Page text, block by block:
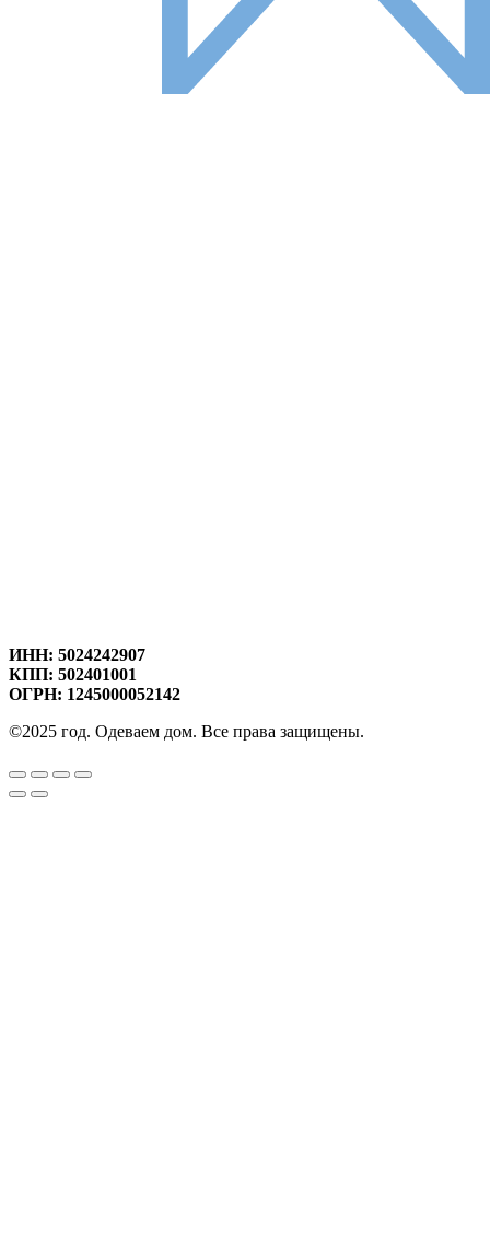
ИНН: 5024242907
КПП: 502401001
ОГРН: 1245000052142
©2025 год. Одеваем дом. Все права защищены.